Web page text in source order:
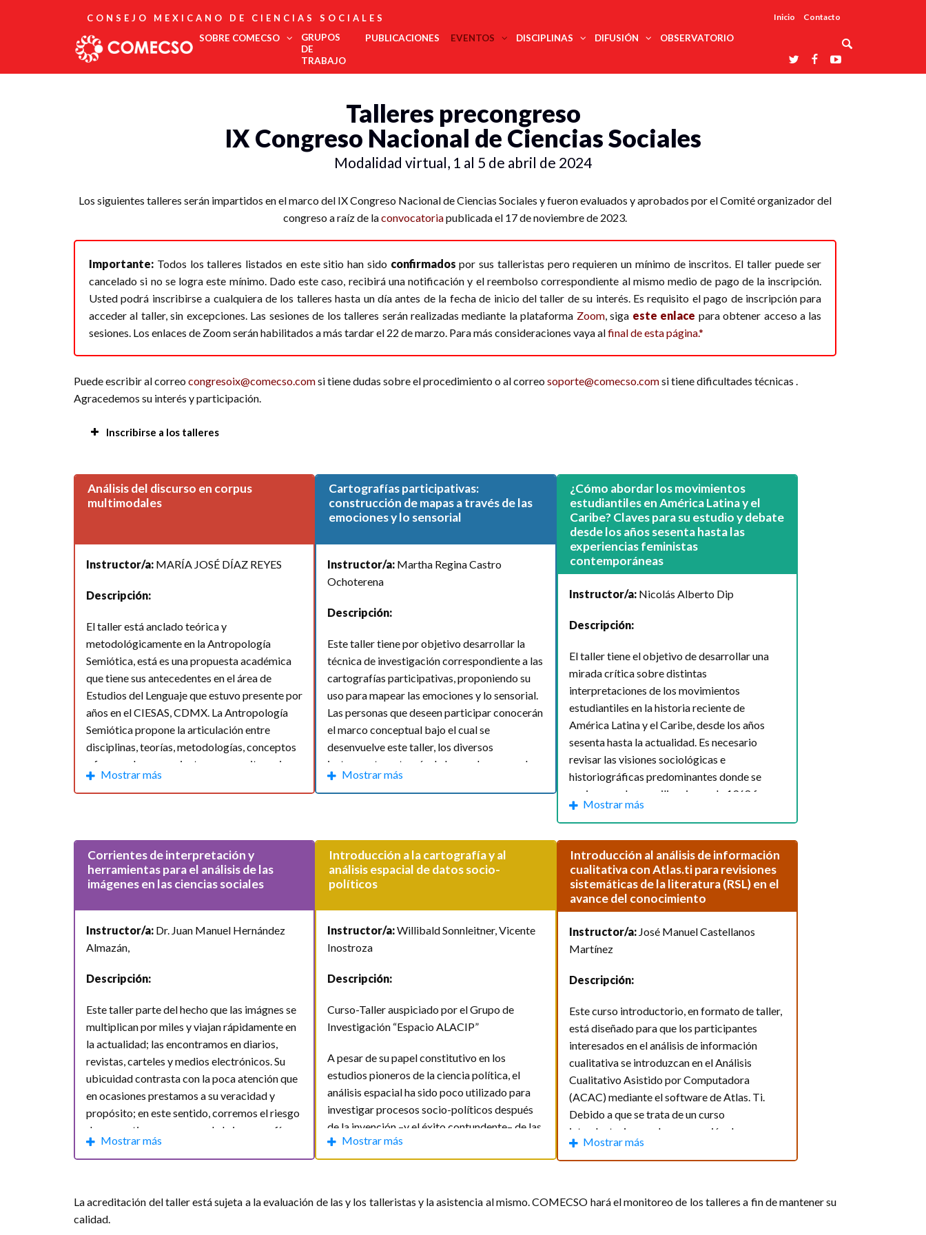
CONSEJO MEXICANO DE CIENCIAS SOCIALES Inicio Contacto
SOBRE COMECSO
Estatutos
Boletín
Noroeste
Noreste
Centro Occidente
Centro Sur
Metropolitana
GRUPOS
DE
TRABAJO
PUBLICACIONES EVENTOS DISCIPLINAS
Antropología
Ciencias
Jurídicas
Ciencia Política
Economía
Geografía
Social
Relaciones
Internacionales
Sociología
Desarrollo
intercultural
Salud pública
Trabajo social
Turismo
Redes
Entidades
afines
DIFUSIÓN
COMECSO
Felicita Al
Mtro.
Vega López
La UNAM
Será Sede
Del
De Estudios
Latinoamericanos
El
COMECSO
Aprueba La
Del
Innovación
Y
Gobernanza
Urgente,
Desmontar
Fenómenos
Declive
La UDUALC
A La
OBSERVATORIO
Talleres precongreso
IX Congreso Nacional de Ciencias Sociales
Modalidad virtual, 1 al 5 de abril de 2024
Los siguientes talleres serán impartidos en el marco del IX Congreso Nacional de Ciencias Sociales y fueron evaluados y aprobados por el Comité organizador del
congreso a raíz de laconvocatoriapublicada el 17 de noviembre de 2023.
Importante: Todos los talleres listados en este sitio han sido confirmados por sus talleristas pero requieren un mínimo de inscritos. El taller puede ser
cancelado si no se logra este mínimo. Dado este caso, recibirá una notificación y el reembolso correspondiente al mismo medio de pago de la inscripción.
Usted podrá inscribirse a cualquiera de los talleres hasta un día antes de la fecha de inicio del taller de su interés. Es requisito el pago de inscripción para
acceder al taller, sin excepciones. Las sesiones de los talleres serán realizadas mediante la plataforma Zoom, siga este enlace para obtener acceso a las
sesiones. Los enlaces de Zoom serán habilitados a más tardar el 22 de marzo. Para más consideraciones vaya alfinal de esta página.*
Puede escribir al correocongresoix@comecso.comsi tiene dudas sobre el procedimiento o al correosoporte@comecso.comsi tiene dificultades técnicas .
Agracedemos su interés y participación.
Inscribirse a los talleres
Estado/País: *
Nivel de estudios:*
Institución:
Cupón de descuento:
Cartografías participativas: construcción de mapas a través de las emociones y lo sensorial - $990
Corrientes de interpretación y herramientas para el análisis de las imágenes en las ciencias sociales - $1100
¿Cómo abordar los movimientos estudiantiles en América Latina y el Caribe? Claves para su estudio y debate desde los años sesenta hasta las experiencias
feministas contemporáneas - $1100
Campos requeridos *
INSCRIBIRSE
Análisis del discurso en corpus
multimodales
Instructor/a: MARÍA JOSÉ DÍAZ REYES
Descripción:
El taller está anclado teórica y
metodológicamente en la Antropología
Semiótica, está es una propuesta académica
que tiene sus antecedentes en el área de
Estudios del Lenguaje que estuvo presente por
años en el CIESAS, CDMX. La Antropología
Semiótica propone la articulación entre
disciplinas, teorías, metodologías, conceptos
y formas de pensamiento que permiten mirar
a las sociedades como entidades complejas
donde se generan discursos mediante los
PODER 2. CORPUS MULTIMODALES 3.
ANÁLISIS DEL DISCURSO
Duración del taller:10 horas.
Horarios:
Lunes 1 de abril de 4:00 pm a 7:00 pm
Miércoles 3 de abril de 4:00 pm a 8:00 pm
Horario de Ciudad de México
$1100 MXN.
Número mínimo de inscritos:6
Consulta la información completa
Para inscribirte da clickaquí.
Mostrar más
Cartografías participativas:
construcción de mapas a través de las
emociones y lo sensorial
Instructor/a: Martha Regina Castro
Ochoterena
Descripción:
Este taller tiene por objetivo desarrollar la
técnica de investigación correspondiente a las
cartografías participativas, proponiendo su
uso para mapear las emociones y lo sensorial.
Las personas que deseen participar conocerán
el marco conceptual bajo el cual se
desenvuelve este taller, los diversos
instrumentos a través de los cuales se puede
levantar una cartografía participativa y
elaborarán una o varias cartografías con las
[...]
Módulos:1. Definiciones conceptuales de las
emociones y lo sensorial 2. Aproximación a las
cartografías desde una perspectiva crítica /
Instrumentos para la elaboración de las
cartografías participativas 3. Taller:
emocional y/o sensorial
Duración del taller:9 horas.
Se llevara a cabo los días:
3 de abril (Miércoles)
4 de abril (Jueves)
5 de abril (Viernes)
Hora de Ciudad de México
Mostrar más
¿Cómo abordar los movimientos
estudiantiles en América Latina y el
Caribe? Claves para su estudio y debate
desde los años sesenta hasta las
experiencias feministas
contemporáneas
Instructor/a:Nicolás Alberto Dip
Descripción:
El taller tiene el objetivo de desarrollar una
mirada crítica sobre distintas
interpretaciones de los movimientos
estudiantiles en la historia reciente de
América Latina y el Caribe, desde los años
sesenta hasta la actualidad. Es necesario
revisar las visiones sociológicas e
historiográficas predominantes donde se
sugiere que las movilizaciones de 1968 fungen
como la génesis de la participación política de
Módulos:¿Están vivos los movimientos
estudiantiles en la actualidad y qué tan
novedosos son los activismos estudiantiles
contemporáneos?
Horarios:
Martes 2 de abril de 10:00 am a 12:00 pm
Horario de Ciudad de México
Costo:$1100 MXN.
Número mínimo de inscritos:
Mostrar más
Corrientes de interpretación y
herramientas para el análisis de las
imágenes en las ciencias sociales
Instructor/a: Dr. Juan Manuel Hernández
Almazán,
Descripción:
Este taller parte del hecho que las imágnes se
multiplican por miles y viajan rápidamente en
la actualidad; las encontramos en diarios,
revistas, carteles y medios electrónicos. Su
ubicuidad contrasta con la poca atención que
en ocasiones prestamos a su veracidad y
propósito; en este sentido, corremos el riesgo
de convertirnos en presas de la iconografía
generada para legitimar consumo, mitos o
modas.
Por otra parte y a pesar qu [...]
Módulos:
Mostrar más
Introducción a la cartografía y al
análisis espacial de datos socio-
políticos
Instructor/a:Willibald Sonnleitner, Vicente
Inostroza
Descripción:
Curso-Taller auspiciado por el Grupo de
Investigación “Espacio ALACIP”
A pesar de su papel constitutivo en los
estudios pioneros de la ciencia política, el
análisis espacial ha sido poco utilizado para
investigar procesos socio-políticos después
de la invención –y el éxito contundente– de las
encuestas científicas de opinión pública. Más
recientemente, sin embargo, los avances en
desarrollo de herramientas de cartografía [...]
Mostrar más
Introducción al análisis de información
cualitativa con Atlas.ti para revisiones
sistemáticas de la literatura (RSL) en el
avance del conocimiento
Instructor/a:José Manuel Castellanos
Martínez
Descripción:
Este curso introductorio, en formato de taller,
está diseñado para que los participantes
interesados en el análisis de información
cualitativa se introduzcan en el Análisis
Cualitativo Asistido por Computadora
(ACAC) mediante el software de Atlas. Ti.
Debido a que se trata de un curso
introductorio para la preparación de un
artículo especializado en asuntos
relacionados la revisión sistemática de la
orientado hacia la búsqueda de resultad [...]
Mostrar más
La acreditación del taller está sujeta a la evaluación de las y los talleristas y la asistencia al mismo. COMECSO hará el monitoreo de los talleres a fin de mantener su
calidad.